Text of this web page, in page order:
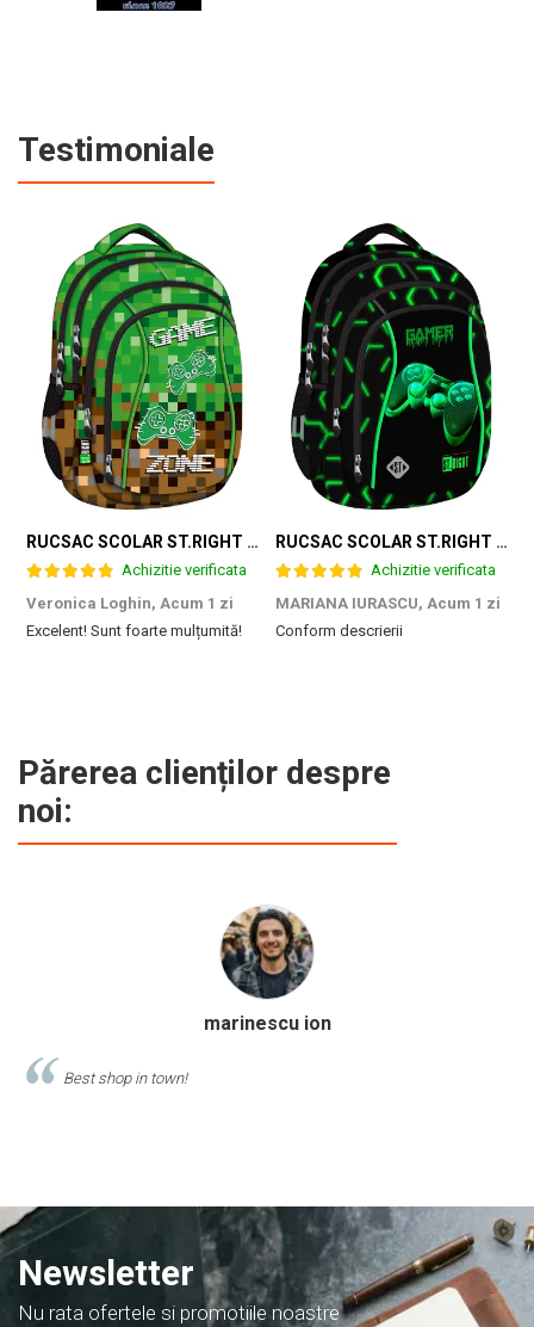
Testimoniale
RUCSAC SCOLAR ST.RIGHT 4 COMPARTIMENTE BP-04 GAME ZONE 698187
Achizitie verificata
Veronica Loghin, Acum 1 zi
Excelent! Sunt foarte mulțumită!
RUCSAC SCOLAR ST.RIGHT 4 COMPARTIMENTE BP-04 GREEN LEVEL 301339
Achizitie verificata
MARIANA IURASCU, Acum 1 zi
Conform descrierii
Părerea clienților despre
noi:
Calinescu Matei
Comand produse de papetarie si birotica de cel putin 10 ani de la
Newsletter
Nu rata ofertele si promotiile noastre